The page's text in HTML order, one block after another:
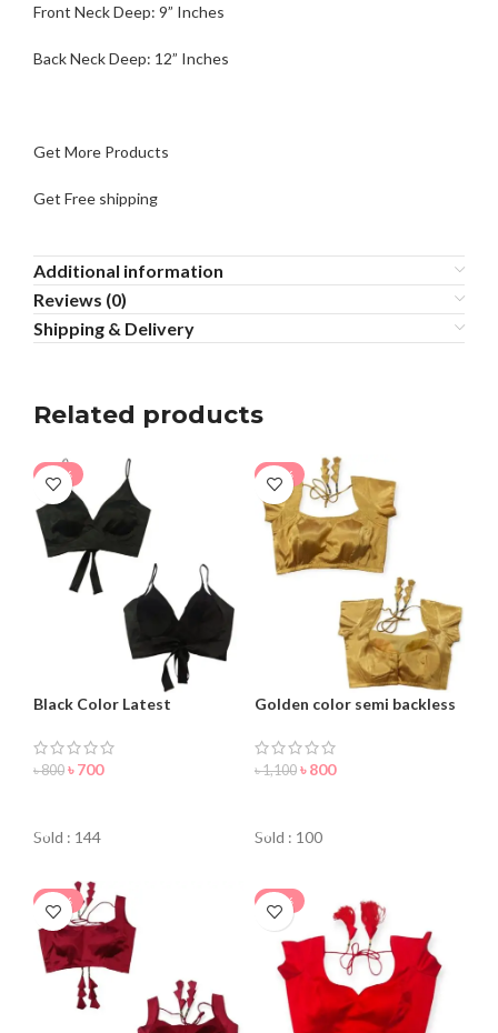
Front Neck Deep: 9” Inches
Back Neck Deep: 12” Inches
Get More Products
Get Free shipping
Additional information
Reviews (0)
Shipping & Delivery
Related products
-13%
Black Color Latest
Women
৳800 ৳700
Sold : 144
-27%
Golden color semi backless
৳1,100 ৳800
Sold : 100
-18% -18%